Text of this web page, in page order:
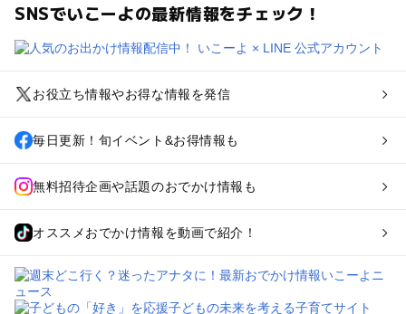
SNSでいこーよの最新情報をチェック！
お役立ち情報やお得な情報を発信
毎日更新！旬イベント&お得情報も
無料招待企画や話題のおでかけ情報も
オススメおでかけ情報を動画で紹介！